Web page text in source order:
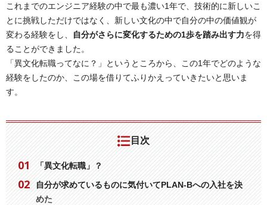
これまでのエンジニア経験の中で最も濃い1年で、技術的に新しいこ
とに挑戦しただけではなく、新しい文化の中で自分の中の価値観が
変わる経験をし、
自分がさらに変化するための1歩を踏み出す力を得
ることができました。
「異文化転職ってなに？」というところから、この1年でどのような
経験をしたのか、この場を借りてふりかえっていきたいと思いま
す。
目次
「異文化転職」？
自分が求めているものに気付いてPLAN-Bへの入社を決
めた